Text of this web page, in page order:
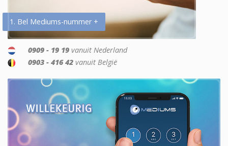
1. Bel Mediums-nummer +
0909 - 19 19 vanuit Nederland
0903 - 416 42 vanuit België